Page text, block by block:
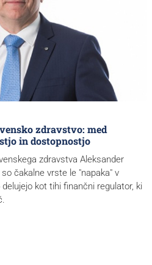
zdravstvo: med
in dostopnostjo
zdravstva Aleksander
čakalne vrste le "napaka" v
kot tihi finančni regulator, ki